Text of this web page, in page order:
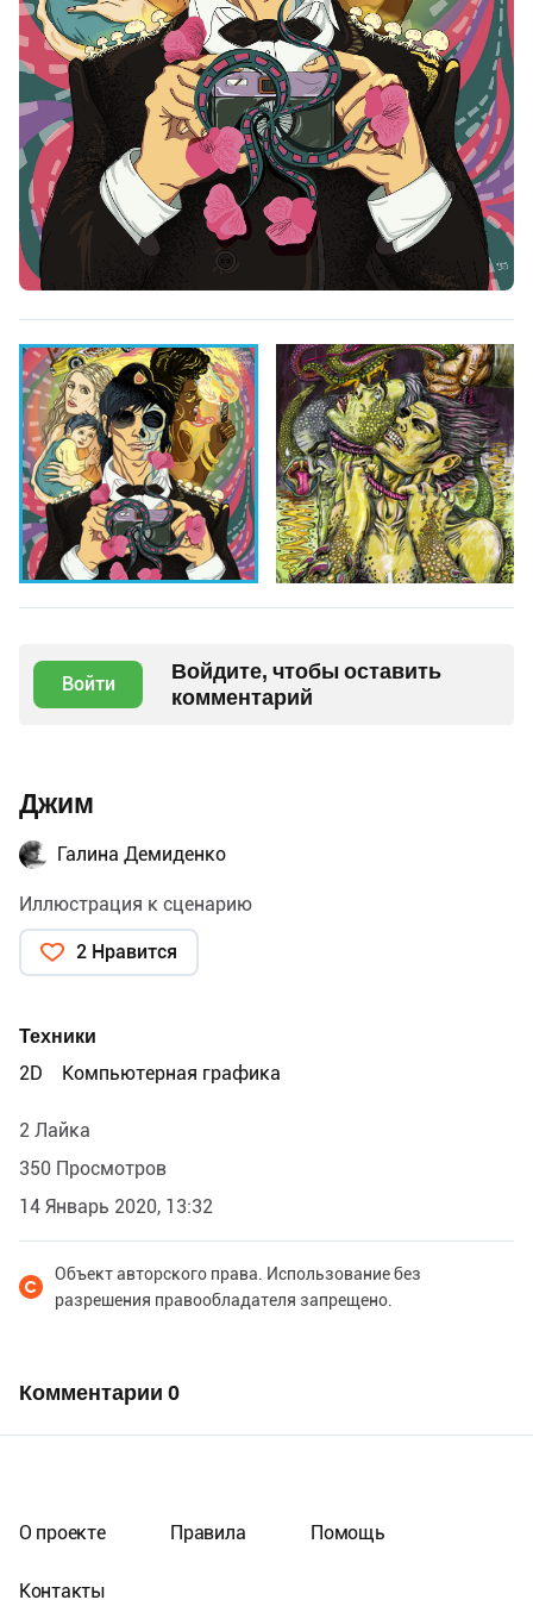
Войти
Войдите, чтобы оставить
комментарий
Джим
Галина Демиденко
Иллюстрация к сценарию
2 Нравится
Техники
2D
Компьютерная графика
2 Лайка
350 Просмотров
14 Январь 2020, 13:32
Объект авторского права. Использование без
разрешения правообладателя запрещено.
Комментарии 0
О проекте Правила Помощь
Контакты